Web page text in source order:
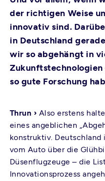
der richtigen Weise
innovativ sind.
in Deutschland
wir so abgehängt in
so gute Forschung
Thrun › Also erstens
eines angeblichen
konstruktiv. Deutschland
vom Auto über die
Düsenflugzeuge – die
Innovationsprozess